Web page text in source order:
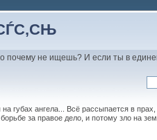
почему не ищешь? И если ты в
губах ангела... Всё рассыпается в
за правое дело, и потому зло на